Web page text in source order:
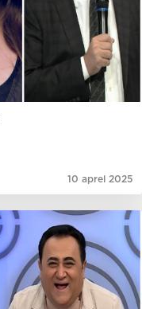
10 aprel 2025